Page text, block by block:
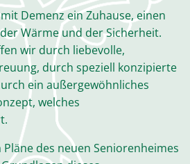
Demenz ein Zuhause, einen
Wärme und der Sicherheit.
wir durch liebevolle,
durch speziell konzipierte
ein außergewöhnliches
welches
des neuen Seniorenheimes